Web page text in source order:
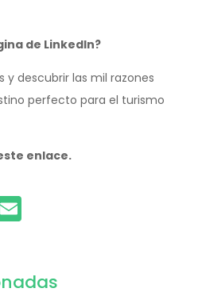
de LinkedIn?
y descubrir las mil razones
perfecto para el turismo
enlace.